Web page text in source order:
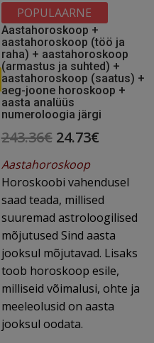
POPULAARNE
Aastahoroskoop +
aastahoroskoop (töö ja
raha) + aastahoroskoop
(armastus ja suhted) +
aastahoroskoop (saatus) +
aeg-joone horoskoop +
aasta analüüs
numeroloogia järgi
243.36€ Original
price
was:
243.36€.
24.73€Current
is:
24.73€.
Aastahoroskoop
Horoskoobi vahendusel
saad teada, millised
suuremad astroloogilised
mõjutused Sind aasta
jooksul mõjutavad. Lisaks
toob horoskoop esile,
milliseid võimalusi, ohte ja
meeleolusid on aasta
jooksul oodata.